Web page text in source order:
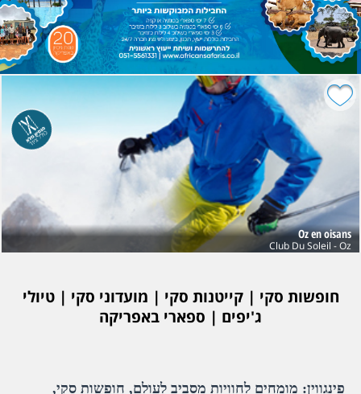
Oz en oisans
Club Du Soleil - Oz
חופשות סקי | קייטנות סקי | מועדוני סקי | טיולי
ג'יפים | ספארי באפריקה
פינגווין: מומחים לחוויות מסביב לעולם, חופשות סקי,